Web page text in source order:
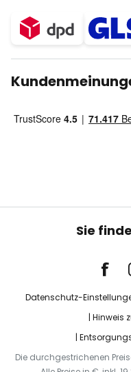
Sie
Datenschutz-
Hinweis
Die durchgestrichenen